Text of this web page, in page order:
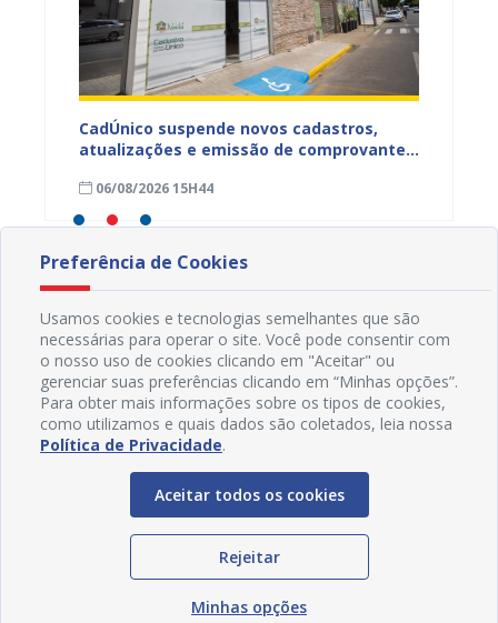
CadÚnico suspende novos cadastros,
atualizações e emissão de comprovantes
06/08/2026 15H44
Redes Sociais
Preferência de Cookies
Usamos cookies e tecnologias semelhantes que são
necessárias para operar o site. Você pode consentir com
o nosso uso de cookies clicando em "Aceitar" ou
gerenciar suas preferências clicando em “Minhas opções”.
Para obter mais informações sobre os tipos de cookies,
como utilizamos e quais dados são coletados, leia nossa
Política de Privacidade.
Aceitar todos os cookies
Rejeitar
Minhas opções